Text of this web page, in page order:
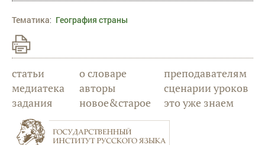
Тематика: География страны
статьи
медиатека
задания
о словаре
авторы
новое&старое
преподавателям
сценарии уроков
это уже знаем